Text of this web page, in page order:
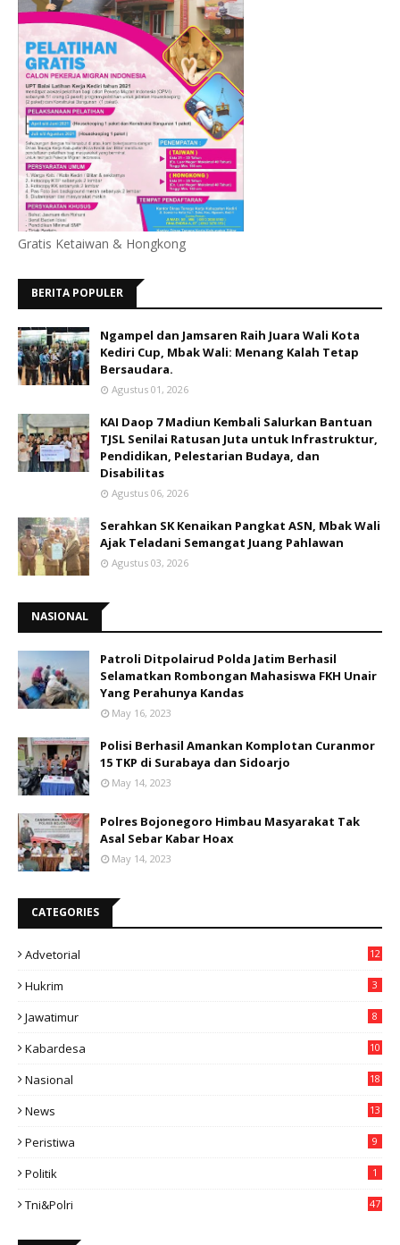
Gratis Ketaiwan & Hongkong
BERITA POPULER
Ngampel dan Jamsaren Raih Juara Wali Kota
Kediri Cup, Mbak Wali: Menang Kalah Tetap
Bersaudara.
Agustus 01, 2026
KAI Daop 7 Madiun Kembali Salurkan Bantuan
TJSL Senilai Ratusan Juta untuk Infrastruktur,
Pendidikan, Pelestarian Budaya, dan
Disabilitas
Agustus 06, 2026
Serahkan SK Kenaikan Pangkat ASN, Mbak Wali
Ajak Teladani Semangat Juang Pahlawan
Agustus 03, 2026
NASIONAL
Patroli Ditpolairud Polda Jatim Berhasil
Selamatkan Rombongan Mahasiswa FKH Unair
Yang Perahunya Kandas
May 16, 2023
Polisi Berhasil Amankan Komplotan Curanmor
15 TKP di Surabaya dan Sidoarjo
May 14, 2023
Polres Bojonegoro Himbau Masyarakat Tak
Asal Sebar Kabar Hoax
May 14, 2023
CATEGORIES
Advetorial 12
Hukrim 3
Jawatimur 8
Kabardesa
10
Nasional
18
News
13
Peristiwa 9
Politik 1
Tni&polri 47